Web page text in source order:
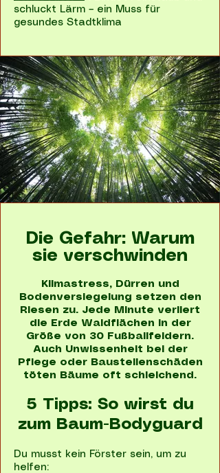
schluckt Lärm – ein Muss für
gesundes Stadtklima
Die Gefahr: Warum
sie verschwinden
Klimastress, Dürren und
Bodenversiegelung setzen den
Riesen zu. Jede Minute verliert
die Erde Waldflächen in der
Größe von 30 Fußballfeldern.
Auch Unwissenheit bei der
Pflege oder Baustellenschäden
töten Bäume oft schleichend.
5 Tipps: So wirst du
zum Baum-Bodyguard
Du musst kein Förster sein, um zu
helfen: